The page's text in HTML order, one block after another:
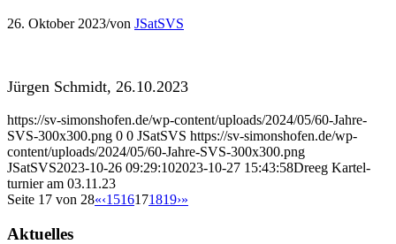
26. Okto­ber 2023/von JSatSVS
Jür­gen Schmidt, 26.10.2023
https://sv-simonshofen.de/wp-content/uploads/2024/05/60-Jahre-
SVS-300x300.png 0 0 JSatSVS https://sv-simonshofen.de/wp-
content/uploads/2024/05/60-Jahre-SVS-300x300.png
JSatSVS2023-10-26 09:29:102023-10-27 15:43:58Dreeg Kartel­
turnier am 03.11.23
Seite 17 von 28«‹1516171819›»
Aktuelles